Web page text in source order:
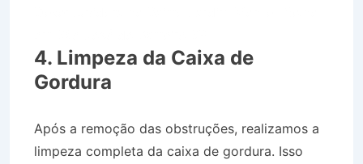
4. Limpeza da Caixa de
Gordura
Após a remoção das obstruções, realizamos a
limpeza completa da caixa de gordura. Isso